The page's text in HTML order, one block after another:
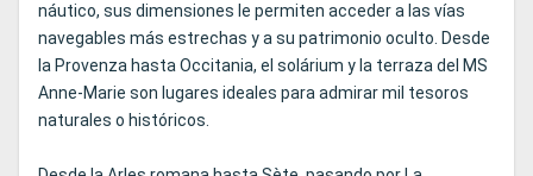
náutico, sus dimensiones le permiten acceder a las vías
navegables más estrechas y a su patrimonio oculto. Desde
la Provenza hasta Occitania, el solárium y la terraza del MS
Anne-Marie son lugares ideales para admirar mil tesoros
naturales o históricos.